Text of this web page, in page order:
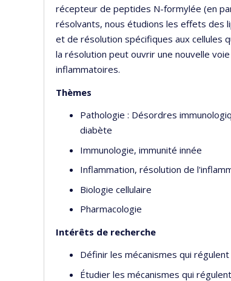
récepteur de peptides N-formylée (en
résolvants, nous étudions les effets des
et de résolution spécifiques aux cellules
la résolution peut ouvrir une nouvelle
inflammatoires.
Thèmes
Pathologie : Désordres
diabète
Immunologie, immunité innée
Inflammation, résolution de
Biologie cellulaire
Pharmacologie
Intérêts de recherche
Définir les mécanismes qui
Étudier les mécanismes qui